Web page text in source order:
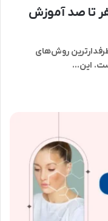
تا صد آموزش
روش‌های
این…